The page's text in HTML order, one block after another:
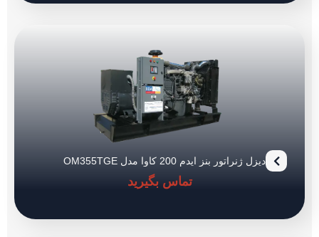
دیزل ژنراتور بنز ایدم 200 کاوا مدل OM355TGE
تماس بگیرید